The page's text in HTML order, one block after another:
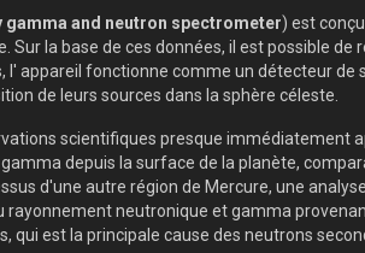
gamma and neutron spectrometer) est
Sur la base de ces données, il est possible
l' appareil fonctionne comme un détecteur
de leurs sources dans la sphère céleste.
scientifiques presque immédiatement
depuis la surface de la planète,
d'une autre région de Mercure, une
rayonnement neutronique et gamma
qui est la principale cause des neutrons